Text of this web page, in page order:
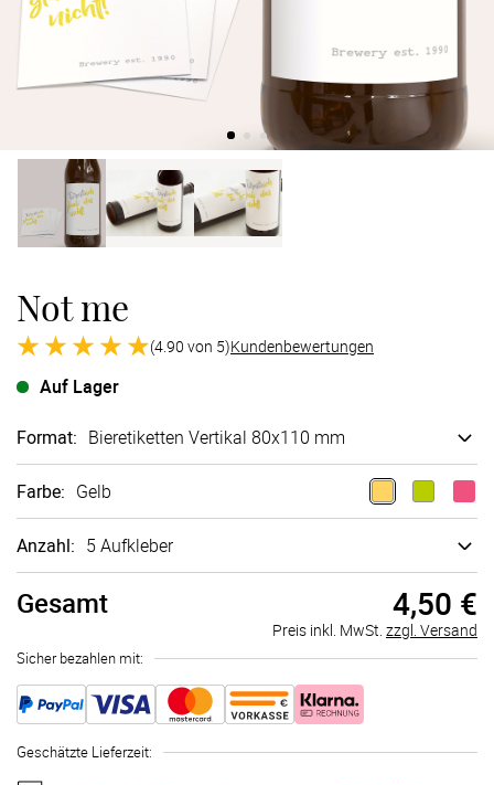
Not me
(4.90 von 5)Kundenbewertungen
Auf Lager
Format: Bieretiketten Vertikal 80x110 mm
Farbe: Gelb
Anzahl: 5 Aufkleber
Gesamt 4,50 €
Preis inkl. MwSt. zzgl. Versand
Sicher bezahlen mit:
Geschätzte Lieferzeit: